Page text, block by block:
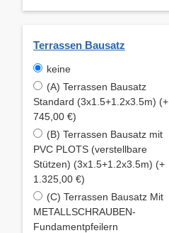
Terrassen Bausatz
keine
(A) Terrassen Bausatz
Standard (3x1.5+1.2x3.5m) (+
745,00 €)
(B) Terrassen Bausatz mit
PVC PLOTS (verstellbare
Stützen) (3x1.5+1.2x3.5m) (+
1.325,00 €)
(C) Terrassen Bausatz Mit
METALLSCHRAUBEN-
Fundamentpfeilern